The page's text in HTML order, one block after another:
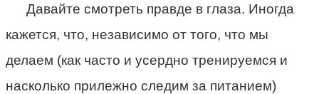
Давайте смотреть правде в глаза. Иногда
кажется, что, независимо от того, что мы
делаем (как часто и усердно тренируемся и
насколько прилежно следим за питанием)